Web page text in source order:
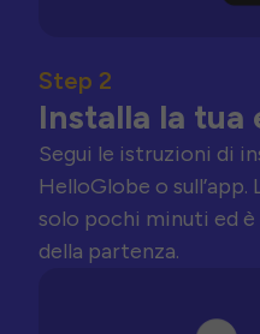
Step 2
Installa la tua
Segui le istruzioni di
HelloGlobe o
solo pochi minuti ed
della partenza.